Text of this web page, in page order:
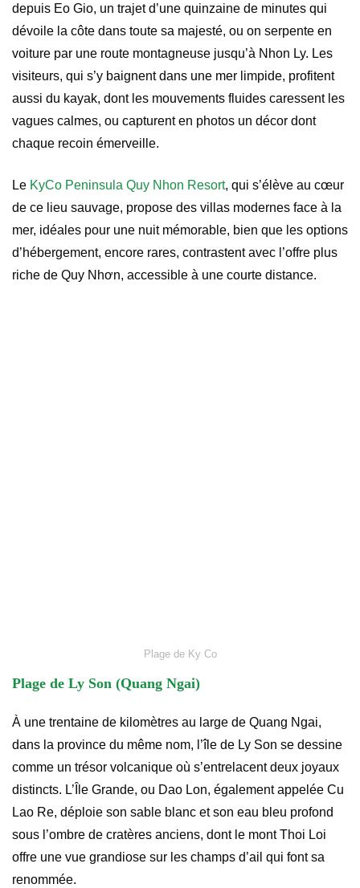
depuis Eo Gio, un trajet d’une quinzaine de minutes qui
dévoile la côte dans toute sa majesté, ou on serpente en
voiture par une route montagneuse jusqu’à Nhon Ly. Les
visiteurs, qui s’y baignent dans une mer limpide, profitent
aussi du kayak, dont les mouvements fluides caressent les
vagues calmes, ou capturent en photos un décor dont
chaque recoin émerveille.
Le KyCo Peninsula Quy Nhon Resort, qui s’élève au cœur
de ce lieu sauvage, propose des villas modernes face à la
mer, idéales pour une nuit mémorable, bien que les options
d’hébergement, encore rares, contrastent avec l’offre plus
riche de Quy Nhơn, accessible à une courte distance.
Plage de Ky Co
Plage de Ly Son (Quang Ngai)
À une trentaine de kilomètres au large de Quang Ngai,
dans la province du même nom, l’île de Ly Son se dessine
comme un trésor volcanique où s’entrelacent deux joyaux
distincts. L’Île Grande, ou Dao Lon, également appelée Cu
Lao Re, déploie son sable blanc et son eau bleu profond
sous l’ombre de cratères anciens, dont le mont Thoi Loi
offre une vue grandiose sur les champs d’ail qui font sa
renommée.